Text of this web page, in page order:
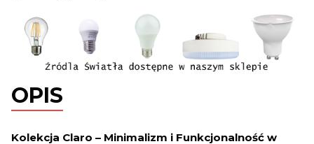
OPIS
Kolekcja Claro – Minimalizm i Funkcjonalność w